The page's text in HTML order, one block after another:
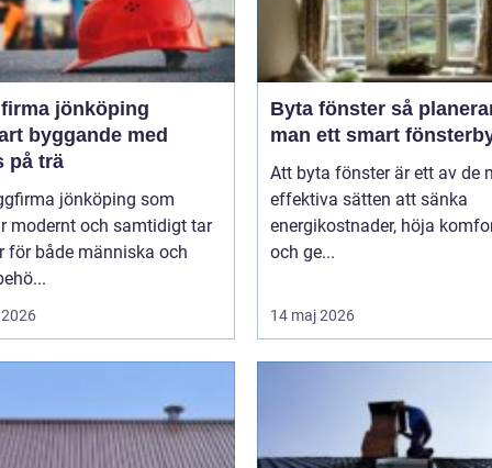
jönköping
byggande med
på trä
jönköping som
modernt och samtidigt tar
för både människa och
Byta fönster så planerar
man ett smart
Att byta fönster är ett av de
effektiva sätten att sänka
energikostnader, höja
och ge...
14 maj 2026